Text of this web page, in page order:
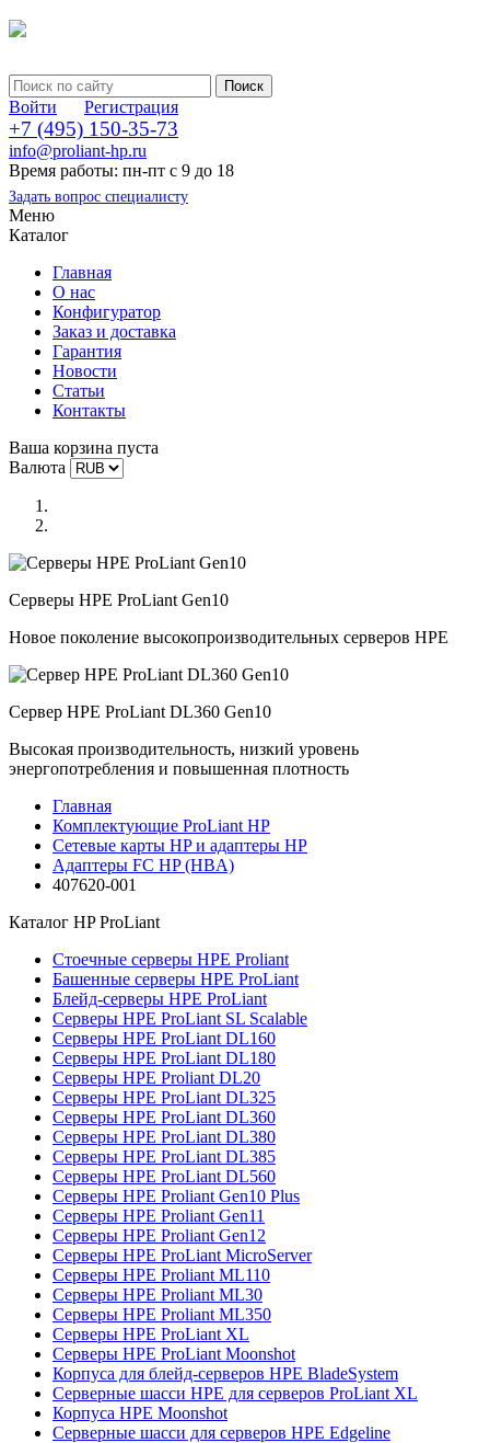
Войти Регистрация
+7 (495) 150-35-73
info@proliant-hp.ru
Время работы: пн-пт с 9 до 18
Задать вопрос специалисту
Меню
Каталог
Главная
О нас
Конфигуратор
Заказ и доставка
Гарантия
Новости
Статьи
Контакты
Ваша корзина пуста
Валюта
Серверы HPE ProLiant Gen10
Новое поколение высокопроизводительных серверов HPE
Сервер HPE ProLiant DL360 Gen10
Высокая производительность, низкий уровень
энергопотребления и повышенная плотность
Главная
Комплектующие ProLiant HP
Сетевые карты HP и адаптеры HP
Адаптеры FC HP (HBA)
407620-001
Каталог HP ProLiant
Стоечные серверы HPE Proliant
Башенные серверы HPE ProLiant
Блейд-серверы HPE ProLiant
Серверы HPE ProLiant SL Scalable
Серверы HPE ProLiant DL160
Серверы HPE ProLiant DL180
Серверы HPE Proliant DL20
Серверы HPE ProLiant DL325
Серверы HPE ProLiant DL360
Серверы HPE ProLiant DL380
Серверы HPE ProLiant DL385
Серверы HPE ProLiant DL560
Серверы HPE Proliant Gen10 Plus
Серверы HPE Proliant Gen11
Серверы HPE Proliant Gen12
Серверы HPE ProLiant MicroServer
Серверы HPE Proliant ML110
Серверы HPE Proliant ML30
Серверы HPE Proliant ML350
Серверы HPE ProLiant XL
Серверы HPE ProLiant Moonshot
Корпуса для блейд-серверов HPE BladeSystem
Серверные шасси HPE для серверов ProLiant XL
Корпуса HPE Moonshot
Серверные шасси для серверов HPE Edgeline